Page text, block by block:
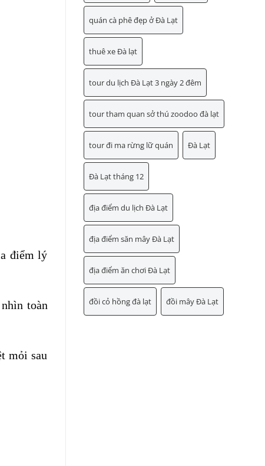
điểm lý
toàn
mỏi sau
quán cà phê đẹp ở Đà Lạt
thuê xe Đà lạt
tour du lịch Đà Lạt 3 ngày 2 đêm
tour tham quan sở thú zoodoo đà lạt
tour đi ma rừng lữ quán Đà Lạt
Đà Lạt tháng 12
địa điểm du lịch Đà Lạt
địa điểm săn mây Đà Lạt
địa điểm ăn chơi Đà Lạt
đồi cỏ hồng đà lạt đồi mây Đà Lạt